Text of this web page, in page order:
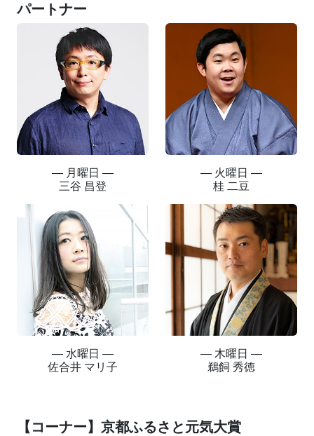
パートナー
― 月曜日 ―
三谷 昌登
― 火曜日 ―
桂 二豆
― 水曜日 ―
佐合井 マリ子
― 木曜日 ―
鵜飼 秀徳
【コーナー】京都ふるさと元気大賞